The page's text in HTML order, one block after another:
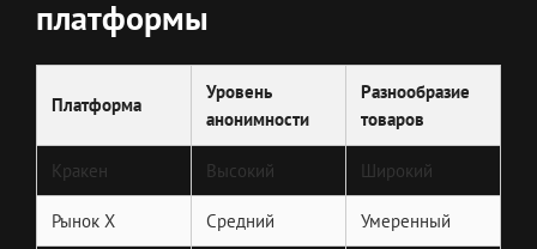
платформы
Платформа
Уровень
анонимности
Разнообразие
товаров
Кракен Высокий Широкий
Рынок Х Средний Умеренный